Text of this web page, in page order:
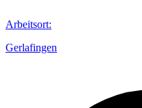
Arbeitsort:
Gerlafingen